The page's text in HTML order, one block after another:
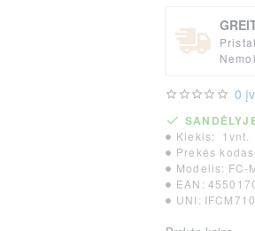
Kiekis: 1vnt.
Prekės kodas:
Modelis: FC-
EAN:
UNI:
0